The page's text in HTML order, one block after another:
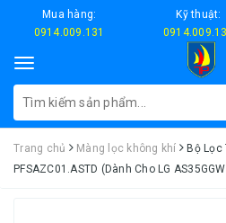
Mua hàng:
0914.009.131
Kỹ thuật:
Toggle
navigation
Trang chủ Màng lọc không khí
Bộ Lọc
PFSAZC01.ASTD (Dành Cho LG